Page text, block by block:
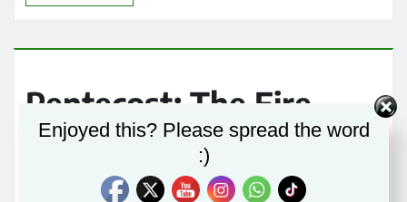
Pentecost: The Fire
That Birthed the
Church and Ignites
Enjoyed this? Please spread the word
:)